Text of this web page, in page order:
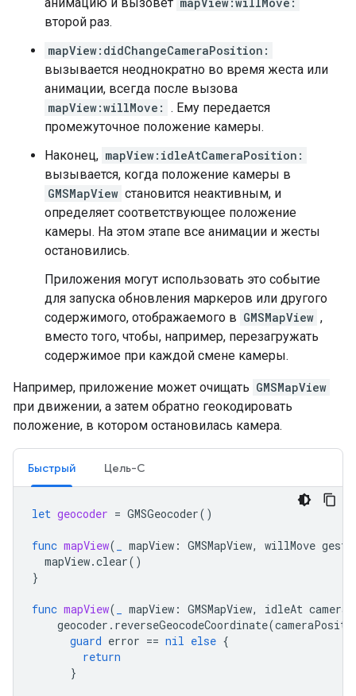
второй раз.
mapView:didChangeCameraPosition:
вызывается неоднократно во время жеста или
анимации, всегда после вызова
mapView:willMove: . Ему передается
промежуточное положение камеры.
Наконец, mapView:idleAtCameraPosition:
вызывается, когда положение камеры в
GMSMapView становится неактивным, и
определяет соответствующее положение
камеры. На этом этапе все анимации и жесты
остановились.
Приложения могут использовать это событие
для запуска обновления маркеров или другого
содержимого, отображаемого в GMSMapView ,
вместо того, чтобы, например, перезагружать
содержимое при каждой смене камеры.
Например, приложение может очищать GMSMapView
при движении, а затем обратно геокодировать
положение, в котором остановилась камера.
Быстрый Цель-C
let geocoder = GMSGeocoder()
func mapView( mapView : GMSMapView, willMove
mapView.clear()
}
func mapView( mapView : GMSMapView, idleAt
geocoder . reverseGeocodeCoordinate(
guard error == nil else {
return
}